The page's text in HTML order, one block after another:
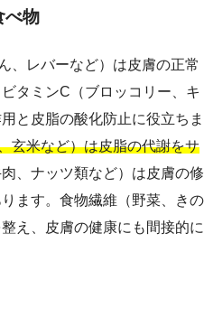
べ物
、レバーなど）は皮膚の正常
タミンC（ブロッコリー、キ
と皮脂の酸化防止に役立ちま
玄米など）は皮脂の代謝をサ
、ナッツ類など）は皮膚の修
ます。食物繊維（野菜、きの
え、皮膚の健康にも間接的に